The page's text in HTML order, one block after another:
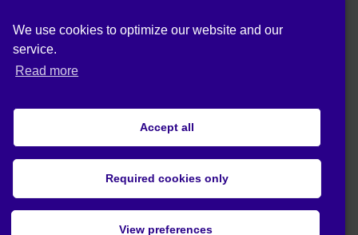
We use cookies to optimize our website and our
service.
Read more
Accept all
Required cookies only
View preferences
Този проект е получил финансиране от
иновации на Европейския съюз
Политика за поверителност (ЕС)
© 2020 Act4Еco. Всички права запазени.